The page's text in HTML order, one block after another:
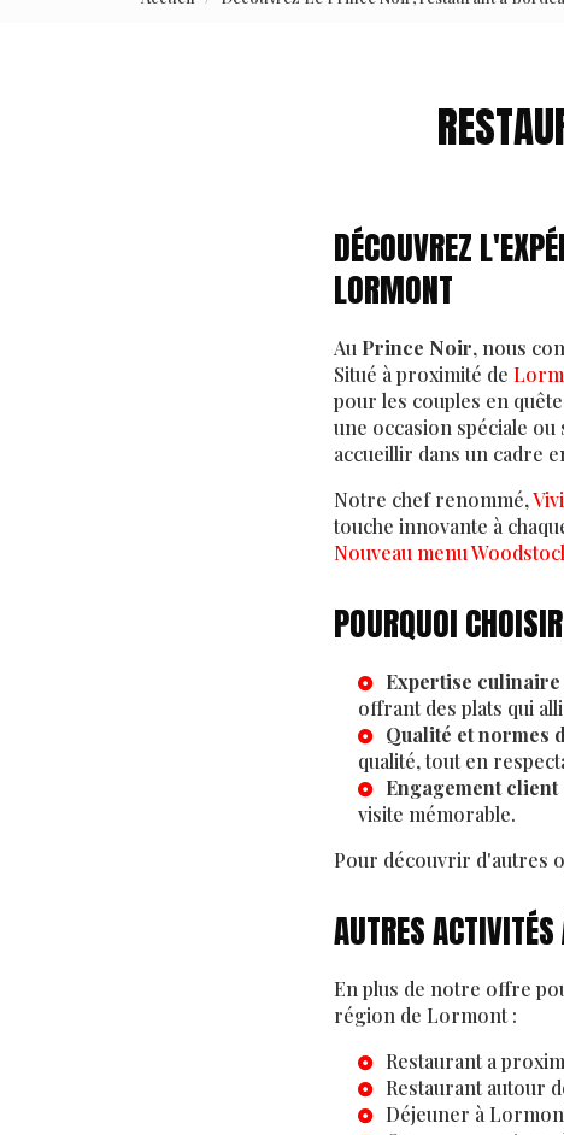
DÉCOUVREZ
LORMONT
Au Prince Noir, nous
Situé à proximité de
pour les couples en
une occasion spéciale
accueillir dans un cadre
Notre chef renommé,
touche innovante à
Nouveau menu
POURQUOI
Expertise culinaire
offrant des plats qui
Qualité et normes
qualité, tout en
Engagement client
visite mémorable.
Pour découvrir d'autres
AUTRES
En plus de notre offre
région de Lormont :
Restaurant a
Restaurant autour
Déjeuner à